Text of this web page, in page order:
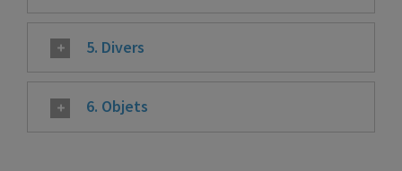
5. Divers
6. Objets